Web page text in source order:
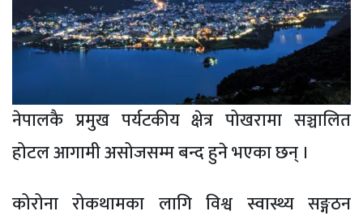
नेपालकै प्रमुख पर्यटकीय क्षेत्र पोखरामा सञ्चालित
होटल आगामी असोजसम्म बन्द हुने भएका छन् ।
कोरोना रोकथामका लागि विश्व स्वास्थ्य सङ्गठन